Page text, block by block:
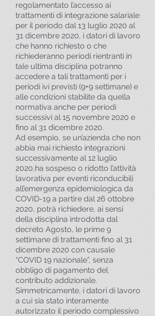
regolamentato l’accesso ai
trattamenti di integrazione salariale
per il periodo dal 13 luglio 2020 al
31 dicembre 2020, i datori di lavoro
che hanno richiesto o che
richiederanno periodi rientranti in
tale ultima disciplina potranno
accedere a tali trattamenti per i
periodi ivi previsti (9+9 settimane) e
alle condizioni stabilite da quella
normativa anche per periodi
successivi al 15 novembre 2020 e
fino al 31 dicembre 2020.
Ad esempio, se un’azienda che non
abbia mai richiesto integrazioni
successivamente al 12 luglio
2020,ha sospeso o ridotto l’attività
lavorativa per eventi riconducibili
all’emergenza epidemiologica da
COVID-19 a partire dal 26 ottobre
2020, potrà richiedere, ai sensi
della disciplina introdotta dal
decreto Agosto, le prime 9
settimane di trattamenti fino al 31
dicembre 2020 con causale
“COVID 19 nazionale”, senza
obbligo di pagamento del
contributo addizionale.
Simmetricamente, i datori di lavoro
a cui sia stato interamente
autorizzato il periodo complessivo